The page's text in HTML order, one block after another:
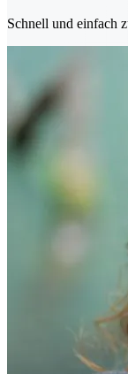
Schnell und einfach